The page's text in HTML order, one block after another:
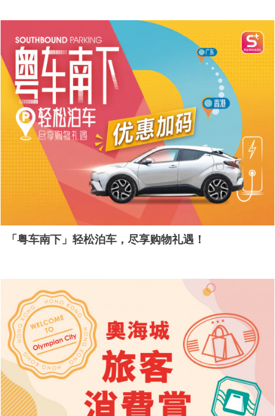
「粤车南下」轻松泊车，尽享购物礼遇！